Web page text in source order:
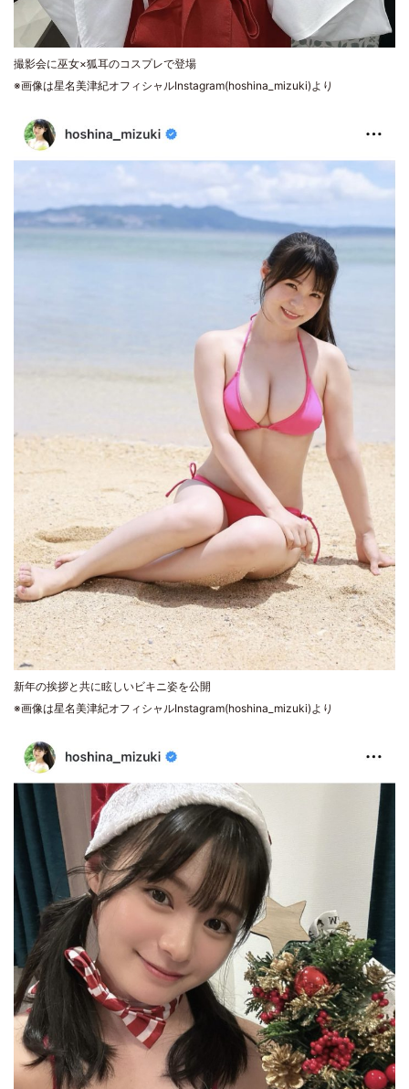
撮影会に巫女×狐耳のコスプレで登場
※画像は星名美津紀オフィシャルInstagram(hoshina_mizuki)より
新年の挨拶と共に眩しいビキニ姿を公開
※画像は星名美津紀オフィシャルInstagram(hoshina_mizuki)より